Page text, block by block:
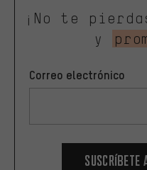
¡No te
y
Correo electrónico